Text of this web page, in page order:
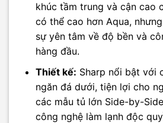
khúc tầm trung và cận cao
có thể cao hơn Aqua,
sự yên tâm về độ bền và
hàng đầu.
Thiết kế: Sharp nổi bật với
ngăn đá dưới, tiện lợi cho
các mẫu tủ lớn Side-by-
công nghệ làm lạnh độc